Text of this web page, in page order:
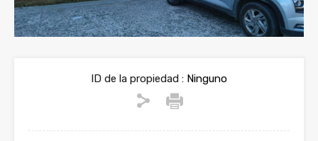
ID de la propiedad : Ninguno